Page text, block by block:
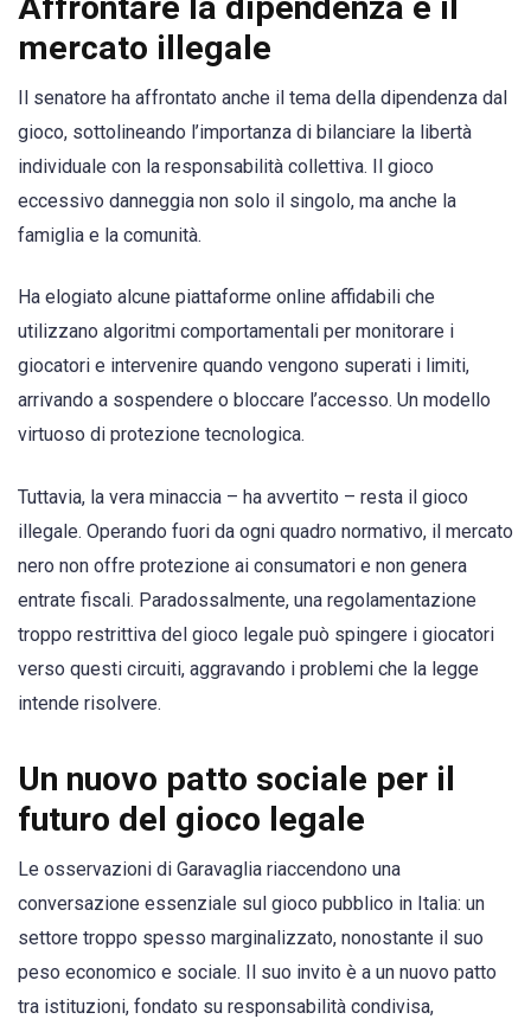
Affrontare la dipendenza e il
mercato illegale
Il senatore ha affrontato anche il tema della dipendenza dal
gioco, sottolineando l’importanza di bilanciare la libertà
individuale con la responsabilità collettiva. Il gioco
eccessivo danneggia non solo il singolo, ma anche la
famiglia e la comunità.
Ha elogiato alcune piattaforme online affidabili che
utilizzano algoritmi comportamentali per monitorare i
giocatori e intervenire quando vengono superati i limiti,
arrivando a sospendere o bloccare l’accesso. Un modello
virtuoso di protezione tecnologica.
Tuttavia, la vera minaccia – ha avvertito – resta il gioco
illegale. Operando fuori da ogni quadro normativo, il mercato
nero non offre protezione ai consumatori e non genera
entrate fiscali. Paradossalmente, una regolamentazione
troppo restrittiva del gioco legale può spingere i giocatori
verso questi circuiti, aggravando i problemi che la legge
intende risolvere.
Un nuovo patto sociale per il
futuro del gioco legale
Le osservazioni di Garavaglia riaccendono una
conversazione essenziale sul gioco pubblico in Italia: un
settore troppo spesso marginalizzato, nonostante il suo
peso economico e sociale. Il suo invito è a un nuovo patto
tra istituzioni, fondato su responsabilità condivisa,